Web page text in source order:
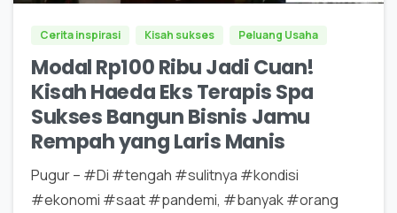
Cerita inspirasi Kisah sukses Peluang Usaha
Modal Rp100 Ribu Jadi Cuan!
Kisah Haeda Eks Terapis Spa
Sukses Bangun Bisnis Jamu
Rempah yang Laris Manis
Pugur – #Di #tengah #sulitnya #kondisi
#ekonomi #saat #pandemi, #banyak #orang